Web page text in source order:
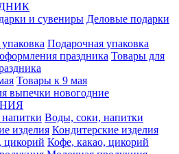
Деловые подарки
Подарочная упаковка
Товары для
Товары к 9 мая
выпечки новогодние
Воды, соки, напитки
Кондитерские изделия
Кофе, какао, цикорий